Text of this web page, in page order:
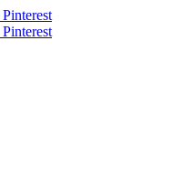
Pinterest
Pinterest